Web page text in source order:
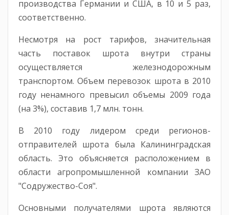
производства Германии и США, в 10 и 5 раз,
соответственно.
Несмотря на рост тарифов, значительная
часть поставок шрота внутри страны
осуществляется железнодорожным
транспортом. Объем перевозок шрота в 2010
году ненамного превысил объемы 2009 года
(на 3%), составив 1,7 млн. тонн.
В 2010 году лидером среди регионов-
отправителей шрота была Калининградская
область. Это объясняется расположением в
области агропромышленной компании ЗАО
"Содружество-Соя".
Основными получателями шрота являются